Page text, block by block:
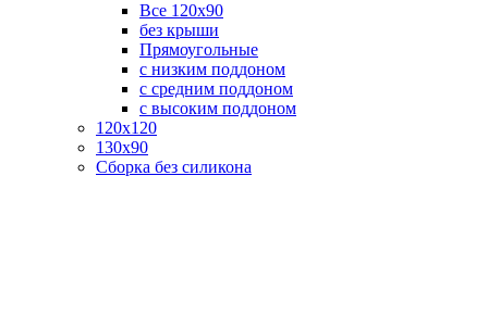
Все 120х90
без крыши
Прямоугольные
с низким поддоном
с средним поддоном
с высоким поддоном
120х120
130х90
Сборка без силикона